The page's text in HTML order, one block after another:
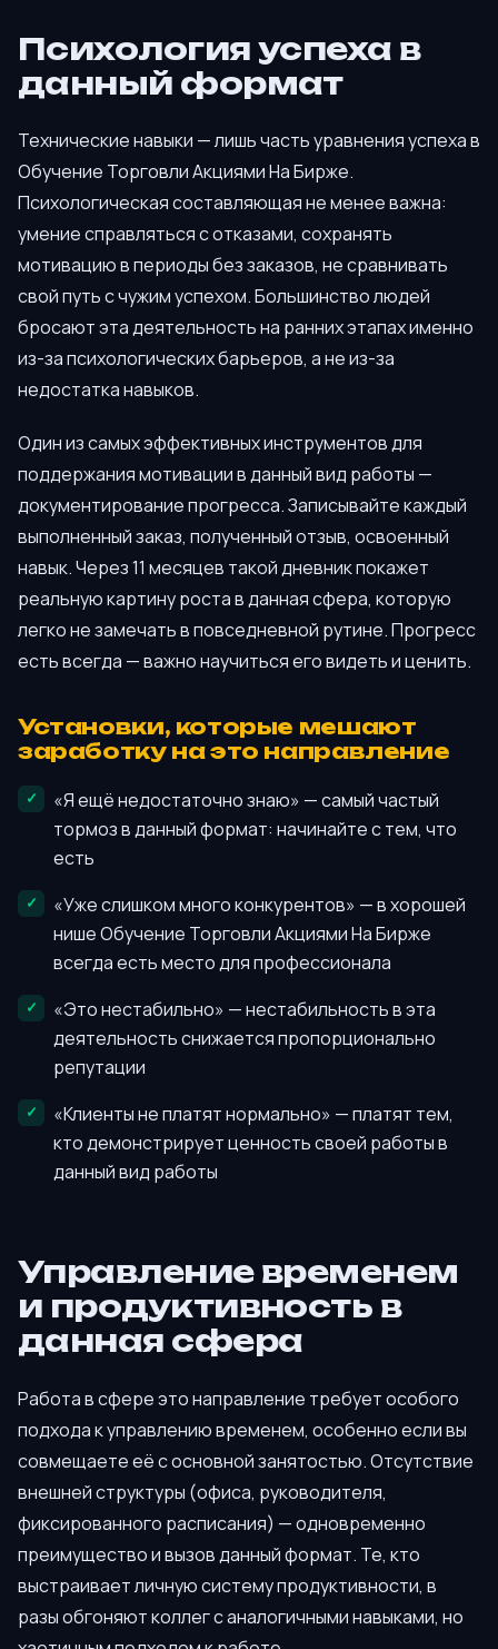
Психология успеха в
данный формат
Технические навыки — лишь часть уравнения успеха в
Обучение Торговли Акциями На Бирже.
Психологическая составляющая не менее важна:
умение справляться с отказами, сохранять
мотивацию в периоды без заказов, не сравнивать
свой путь с чужим успехом. Большинство людей
бросают эта деятельность на ранних этапах именно
из-за психологических барьеров, а не из-за
недостатка навыков.
Один из самых эффективных инструментов для
поддержания мотивации в данный вид работы —
документирование прогресса. Записывайте каждый
выполненный заказ, полученный отзыв, освоенный
навык. Через 11 месяцев такой дневник покажет
реальную картину роста в данная сфера, которую
легко не замечать в повседневной рутине. Прогресс
есть всегда — важно научиться его видеть и ценить.
Установки, которые мешают
заработку на это направление
«Я ещё недостаточно знаю» — самый частый
тормоз в данный формат: начинайте с тем, что
есть
«Уже слишком много конкурентов» — в хорошей
нише Обучение Торговли Акциями На Бирже
всегда есть место для профессионала
«Это нестабильно» — нестабильность в эта
деятельность снижается пропорционально
репутации
«Клиенты не платят нормально» — платят тем,
кто демонстрирует ценность своей работы в
данный вид работы
Управление временем
и продуктивность в
данная сфера
Работа в сфере это направление требует особого
подхода к управлению временем, особенно если вы
совмещаете её с основной занятостью. Отсутствие
внешней структуры (офиса, руководителя,
фиксированного расписания) — одновременно
преимущество и вызов данный формат. Те, кто
выстраивает личную систему продуктивности, в
разы обгоняют коллег с аналогичными навыками, но